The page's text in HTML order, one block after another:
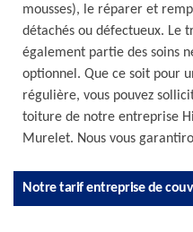
mousses), le réparer et
détachés ou défectueux. Le
également partie des soins
optionnel. Que ce soit pour
régulière, vous pouvez
toiture de notre entreprise
Murelet. Nous vous
Notre tarif entreprise de